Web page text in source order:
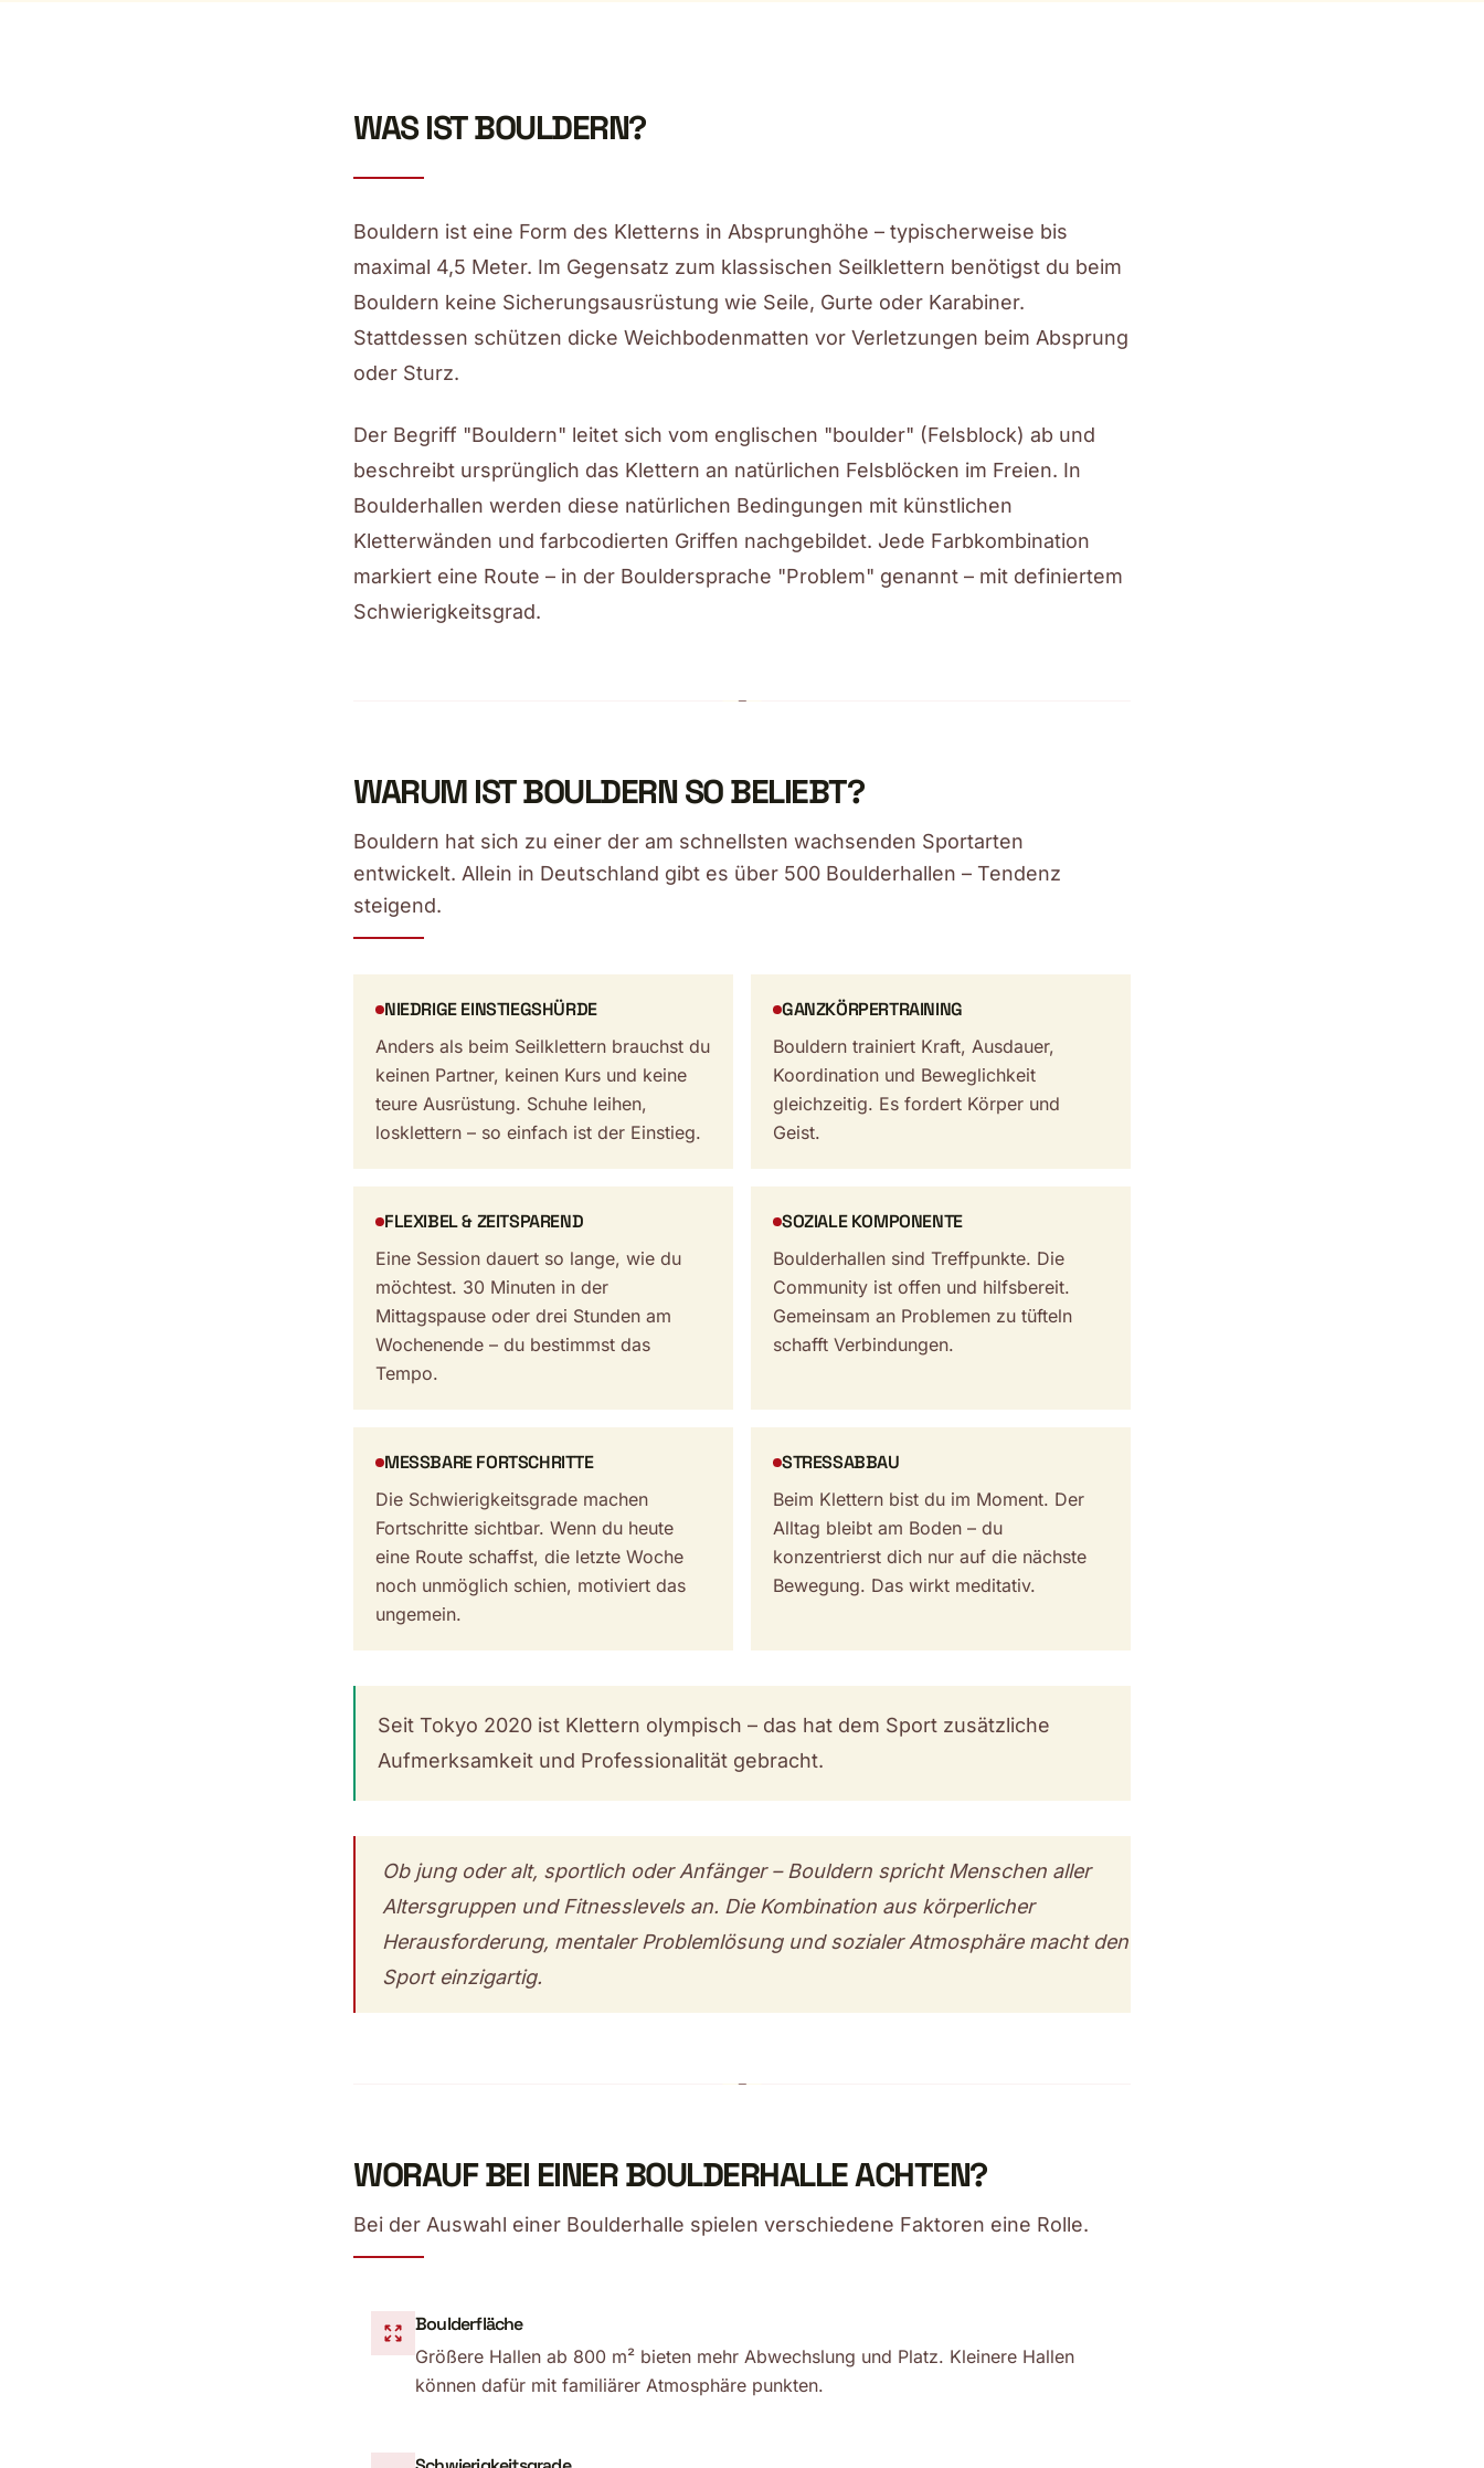
WAS IST BOULDERN?
Bouldern ist eine Form des Kletterns in Absprunghöhe – typischerweise bis
maximal 4,5 Meter. Im Gegensatz zum klassischen Seilklettern benötigst du beim
Bouldern keine Sicherungsausrüstung wie Seile, Gurte oder Karabiner.
Stattdessen schützen dicke Weichbodenmatten vor Verletzungen beim Absprung
oder Sturz.
Der Begriff "Bouldern" leitet sich vom englischen "boulder" (Felsblock) ab und
beschreibt ursprünglich das Klettern an natürlichen Felsblöcken im Freien. In
Boulderhallen werden diese natürlichen Bedingungen mit künstlichen
Kletterwänden und farbcodierten Griffen nachgebildet. Jede Farbkombination
markiert eine Route – in der Bouldersprache "Problem" genannt – mit definiertem
Schwierigkeitsgrad.
WARUM IST BOULDERN SO BELIEBT?
Bouldern hat sich zu einer der am schnellsten wachsenden Sportarten
entwickelt. Allein in Deutschland gibt es über 500 Boulderhallen – Tendenz
steigend.
NIEDRIGE EINSTIEGSHÜRDE
Anders als beim Seilklettern brauchst du
keinen Partner, keinen Kurs und keine
teure Ausrüstung. Schuhe leihen,
losklettern – so einfach ist der Einstieg.
GANZKÖRPERTRAINING
Bouldern trainiert Kraft, Ausdauer,
Koordination und Beweglichkeit
gleichzeitig. Es fordert Körper und
Geist.
FLEXIBEL & ZEITSPAREND
Eine Session dauert so lange, wie du
möchtest. 30 Minuten in der
Mittagspause oder drei Stunden am
Wochenende – du bestimmst das
Tempo.
SOZIALE KOMPONENTE
Boulderhallen sind Treffpunkte. Die
Community ist offen und hilfsbereit.
Gemeinsam an Problemen zu tüfteln
schafft Verbindungen.
MESSBARE FORTSCHRITTE
Die Schwierigkeitsgrade machen
Fortschritte sichtbar. Wenn du heute
eine Route schaffst, die letzte Woche
noch unmöglich schien, motiviert das
ungemein.
STRESSABBAU
Beim Klettern bist du im Moment. Der
Alltag bleibt am Boden – du
konzentrierst dich nur auf die nächste
Bewegung. Das wirkt meditativ.
Seit Tokyo 2020 ist Klettern olympisch – das hat dem Sport zusätzliche
Aufmerksamkeit und Professionalität gebracht.
Ob jung oder alt, sportlich oder Anfänger – Bouldern spricht Menschen aller
Altersgruppen und Fitnesslevels an. Die Kombination aus körperlicher
Herausforderung, mentaler Problemlösung und sozialer Atmosphäre macht den
Sport einzigartig.
WORAUF BEI EINER BOULDERHALLE ACHTEN?
Bei der Auswahl einer Boulderhalle spielen verschiedene Faktoren eine Rolle.
Boulderfläche
Größere Hallen ab 800 m² bieten mehr Abwechslung und Platz. Kleinere Hallen
können dafür mit familiärer Atmosphäre punkten.